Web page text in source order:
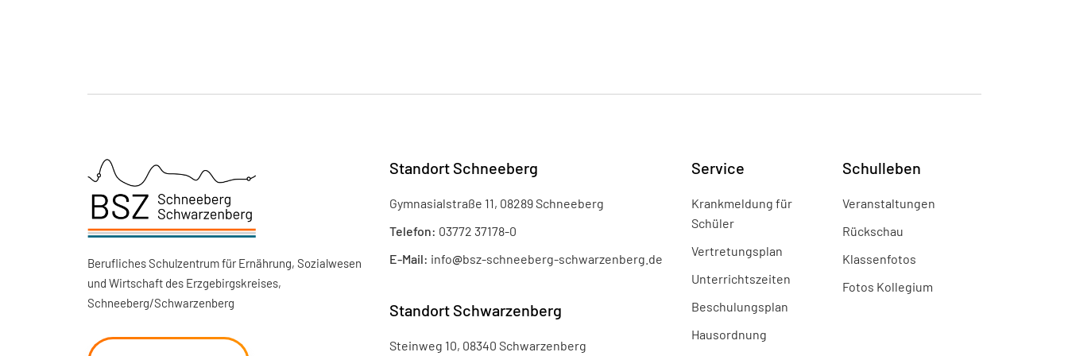
Berufliches Schulzentrum für Ernährung, Sozialwesen
und Wirtschaft des Erzgebirgskreises,
Schneeberg/Schwarzenberg
Standort Schneeberg
Gymnasialstraße 11, 08289 Schneeberg
Telefon: 03772 37178-0
E-Mail: info@bsz-schneeberg-schwarzenberg.de
Standort Schwarzenberg
Steinweg 10, 08340 Schwarzenberg
Service
Krankmeldung für
Schüler
Vertretungsplan
Unterrichtszeiten
Beschulungsplan
Hausordnung
Schulleben
Veranstaltungen
Rückschau
Klassenfotos
Fotos Kollegium